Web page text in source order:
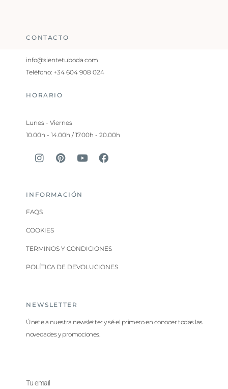
CONTACTO
info@sientetuboda.com
Teléfono: +34 604 908 024
HORARIO
Lunes - Viernes
10.00h - 14.00h / 17.00h - 20.00h
INFORMACIÓN
FAQS
COOKIES
TERMINOS Y CONDICIONES
POLÍTICA DE DEVOLUCIONES
NEWSLETTER
Únete a nuestra newsletter y sé el primero en conocer todas las
novedades y promociones.